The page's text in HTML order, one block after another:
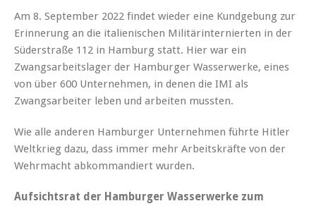
Am 8. September 2022 findet wieder eine Kundgebung zur
Erinnerung an die italienischen Militärinternierten in der
Süderstraße 112 in Hamburg statt. Hier war ein
Zwangsarbeitslager der Hamburger Wasserwerke, eines
von über 600 Unternehmen, in denen die IMI als
Zwangsarbeiter leben und arbeiten mussten.
Wie alle anderen Hamburger Unternehmen führte Hitler
Weltkrieg dazu, dass immer mehr Arbeitskräfte von der
Wehrmacht abkommandiert wurden.
Aufsichtsrat der Hamburger Wasserwerke zum